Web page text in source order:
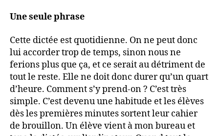
Une seule phrase
Cette dictée est quotidienne. On ne peut donc
lui accorder trop de temps, sinon nous ne
ferions plus que ça, et ce serait au détriment de
tout le reste. Elle ne doit donc durer qu’un quart
d’heure. Comment s’y prend-on ? C’est très
simple. C’est devenu une habitude et les élèves
dès les premières minutes sortent leur cahier
de brouillon. Un élève vient à mon bureau et